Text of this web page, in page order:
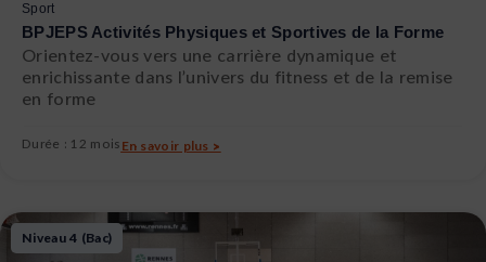
Sport
BPJEPS Activités Physiques et Sportives de la Forme
Orientez-vous vers une carrière dynamique et
enrichissante dans l’univers du fitness et de la remise
en forme
Durée : 12 mois En savoir plus >
Niveau 4 (Bac)